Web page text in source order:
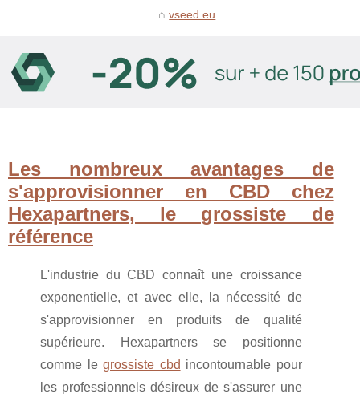
vseed.eu
Les nombreux avantages de
s'approvisionner en CBD chez
Hexapartners, le grossiste de
référence
L'industrie du CBD connaît une croissance
exponentielle, et avec elle, la nécessité de
s'approvisionner en produits de qualité
supérieure. Hexapartners se positionne
comme legrossiste cbd incontournable pour
les professionnels désireux de s'assurer une